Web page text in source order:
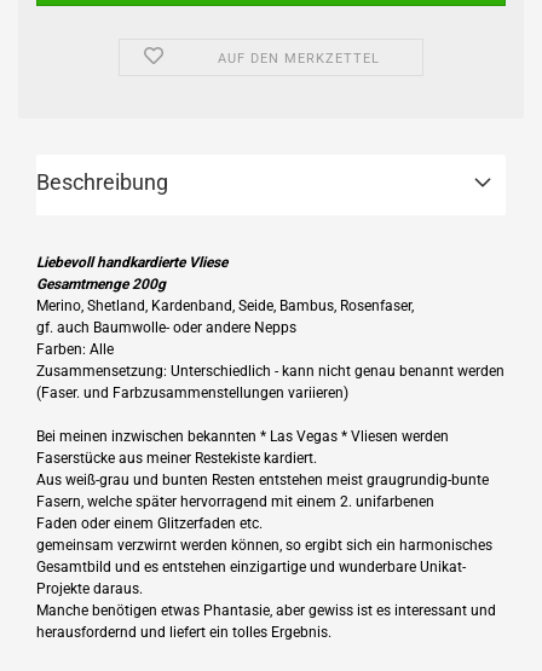
AUF DEN MERKZETTEL
Beschreibung
Liebevoll handkardierte Vliese
Gesamtmenge 200g
Merino, Shetland, Kardenband, Seide, Bambus, Rosenfaser,
gf. auch Baumwolle- oder andere Nepps
Farben: Alle
Zusammensetzung: Unterschiedlich - kann nicht genau benannt werden
(Faser. und Farbzusammenstellungen variieren)
Bei meinen inzwischen bekannten * Las Vegas * Vliesen werden
Faserstücke aus meiner Restekiste kardiert.
Aus weiß-grau und bunten Resten entstehen meist graugrundig-bunte
Fasern, welche später hervorragend mit einem 2. unifarbenen
Faden oder einem Glitzerfaden etc.
gemeinsam verzwirnt werden können, so ergibt sich ein harmonisches
Gesamtbild und es entstehen einzigartige und wunderbare Unikat-
Projekte daraus.
Manche benötigen etwas Phantasie, aber gewiss ist es interessant und
herausfordernd und liefert ein tolles Ergebnis.